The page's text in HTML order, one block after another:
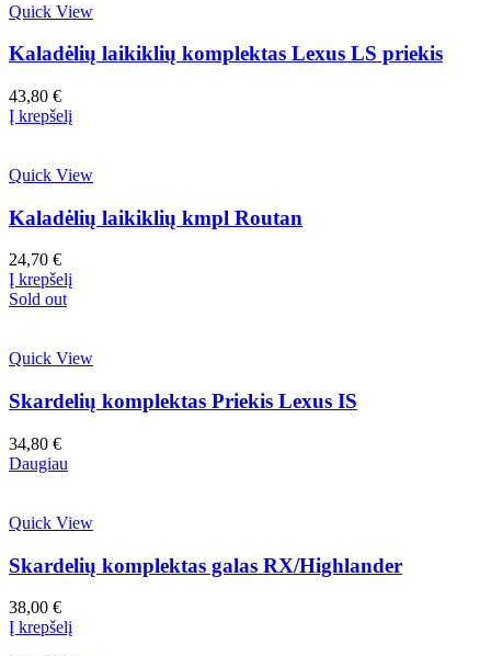
Quick View
Kaladėlių laikiklių komplektas Lexus LS priekis
43,80 €
Į krepšelį
Quick View
Kaladėlių laikiklių kmpl Routan
24,70 €
Į krepšelį
Sold out
Quick View
Skardelių komplektas Priekis Lexus IS
34,80 €
Daugiau
Quick View
Skardelių komplektas galas RX/Highlander
38,00 €
Į krepšelį